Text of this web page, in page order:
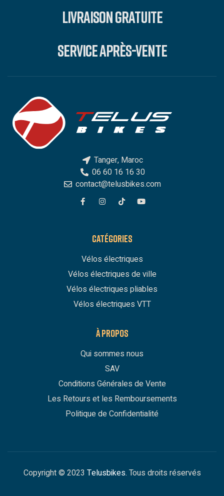
LIVRAISON GRATUITE
SERVICE APRÈS-VENTE
Tanger, Maroc
06 60 16 16 30
contact@telusbikes.com
CATÉGORIES
Vélos électriques
Vélos électriques de ville
Vélos électriques pliables
Vélos électriques VTT
À PROPOS
Qui sommes nous
SAV
Conditions Générales de Vente
Les Retours et les Remboursements
Politique de Confidentialité
Copyright © 2023 Telusbikes. Tous droits réservés